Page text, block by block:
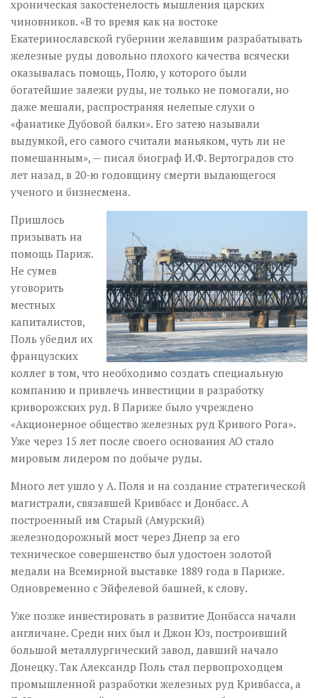
хроническая закостенелость мышления царских
чиновников. «В то время как на востоке
Екатеринославской губернии желавшим разрабатывать
железные руды довольно плохого качества всячески
оказывалась помощь, Полю, у которого были
богатейшие залежи руды, не только не помогали, но
даже мешали, распространяя нелепые слухи о
«фанатике Дубовой балки». Его затею называли
выдумкой, его самого считали маньяком, чуть ли не
помешанным», — писал биограф И.Ф. Вертоградов сто
лет назад, в 20-ю годовщину смерти выдающегося
ученого и бизнесмена.
Пришлось
призывать на
помощь Париж.
Не сумев
уговорить
местных
капиталистов,
Поль убедил их
французских
коллег в том, что необходимо создать специальную
компанию и привлечь инвестиции в разработку
криворожских руд. В Париже было учреждено
«Акционерное общество железных руд Кривого Рога».
Уже через 15 лет после своего основания АО стало
мировым лидером по добыче руды.
Много лет ушло у А. Поля и на создание стратегической
магистрали, связавшей Кривбасс и Донбасс. А
построенный им Старый (Амурский)
железнодорожный мост через Днепр за его
техническое совершенство был удостоен золотой
медали на Всемирной выставке 1889 года в Париже.
Одновременно с Эйфелевой башней, к слову.
Уже позже инвестировать в развитие Донбасса начали
англичане. Среди них был и Джон Юз, построивший
большой металлургический завод, давший начало
Донецку. Так Александр Поль стал первопроходцем
промышленной разработки железных руд Кривбасса, а